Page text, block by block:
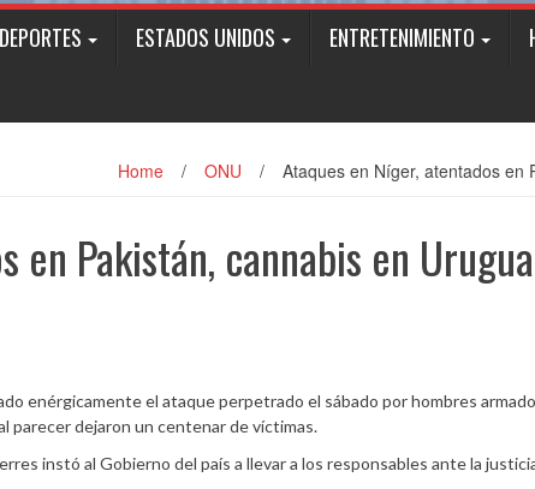
DEPORTES ESTADOS UNIDOS ENTRETENIMIENTO
Home / ONU / Ataques en Níger, atentados
en Pakistán, cannabis en
enérgicamente el ataque perpetrado el sábado por hombres
parecer dejaron un centenar de víctimas.
instó al Gobierno del país a llevar a los responsables ante la